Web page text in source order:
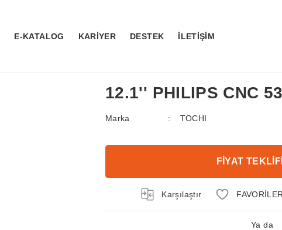
E-KATALOG KARİYER DESTEK İLETİŞİM
12.1'' PHILIPS CNC
Marka TOCHI
FİYAT
Karşılaştır
Ya da